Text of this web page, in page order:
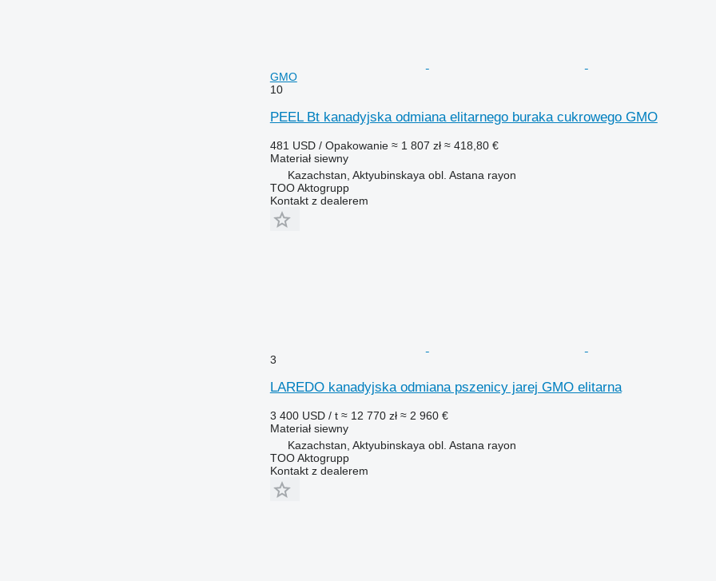
GMO
10
PEEL Bt kanadyjska odmiana elitarnego buraka cukrowego GMO
481 USD / Opakowanie ≈ 1 807 zł ≈ 418,80 €
Materiał siewny
Kazachstan, Aktyubinskaya obl. Astana rayon
TOO Aktogrupp
Kontakt z dealerem
3
LAREDO kanadyjska odmiana pszenicy jarej GMO elitarna
3 400 USD / t ≈ 12 770 zł ≈ 2 960 €
Materiał siewny
Kazachstan, Aktyubinskaya obl. Astana rayon
TOO Aktogrupp
Kontakt z dealerem